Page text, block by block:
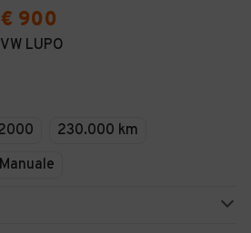
€ 900
VW LUPO
230.000 km
Manuale